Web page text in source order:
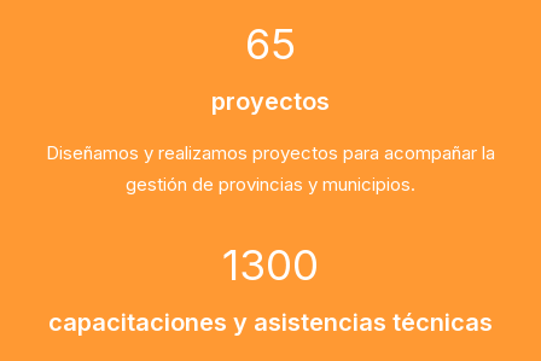
65
proyectos
Diseñamos y realizamos proyectos para acompañar la
gestión de provincias y municipios.
1300
capacitaciones y asistencias técnicas